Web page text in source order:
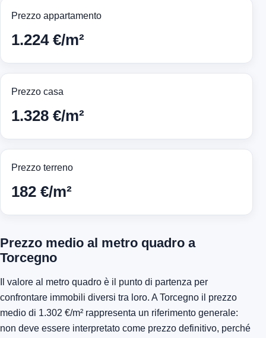
Prezzo appartamento
1.224 €/m²
Prezzo casa
1.328 €/m²
Prezzo terreno
182 €/m²
Prezzo medio al metro quadro a
Torcegno
Il valore al metro quadro è il punto di partenza per
confrontare immobili diversi tra loro. A Torcegno il prezzo
medio di 1.302 €/m² rappresenta un riferimento generale:
non deve essere interpretato come prezzo definitivo, perché